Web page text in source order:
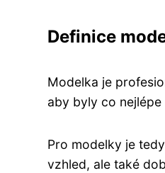
Definice
Modelka je
aby byly co
Pro modelky je
vzhled, ale také